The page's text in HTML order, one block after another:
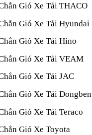
Gió Xe Tải THACO
Gió Xe Tải Hyundai
Gió Xe Tải Hino
Gió Xe Tải VEAM
Gió Xe Tải JAC
Gió Xe Tải Dongben
Gió Xe Tải Teraco
Gió Xe Toyota